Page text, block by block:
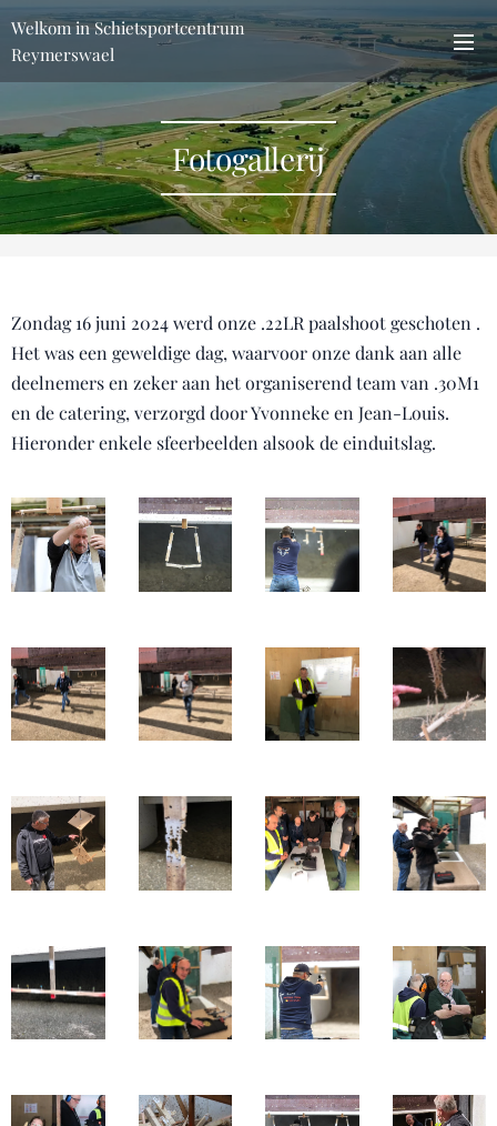
Welkom in Schietsportcentrum
Reymerswael
Fotogallerij
Zondag 16 juni 2024 werd onze .22LR paalshoot geschoten .
Het was een geweldige dag, waarvoor onze dank aan alle
deelnemers en zeker aan het organiserend team van .30M1
en de catering, verzorgd door Yvonneke en Jean-Louis.
Hieronder enkele sfeerbeelden alsook de einduitslag.